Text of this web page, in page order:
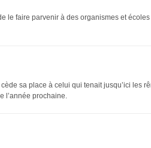
le faire parvenir à des organismes et
sa place à celui qui tenait jusqu’ici les
l’année prochaine.